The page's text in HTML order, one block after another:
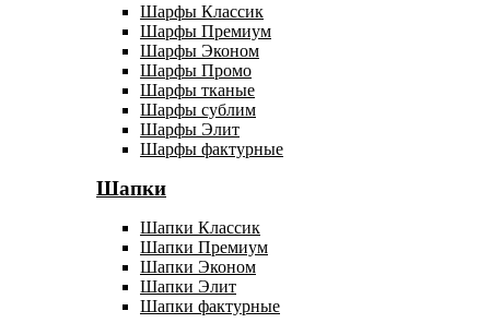
Шарфы Классик
Шарфы Премиум
Шарфы Эконом
Шарфы Промо
Шарфы тканые
Шарфы сублим
Шарфы Элит
Шарфы фактурные
Шапки
Шапки Классик
Шапки Премиум
Шапки Эконом
Шапки Элит
Шапки фактурные